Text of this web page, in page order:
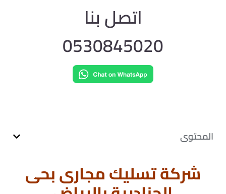
اتصل بنا
0530845020
شركة تسليك مجارى بحى